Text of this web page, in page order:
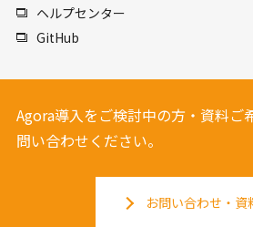
ヘルプセンター
GitHub
Agora導入をご検討中の方・資料ご
問い合わせください。
お問い合わせ・資